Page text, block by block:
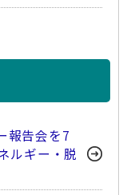
報告会を7
ルギー・脱